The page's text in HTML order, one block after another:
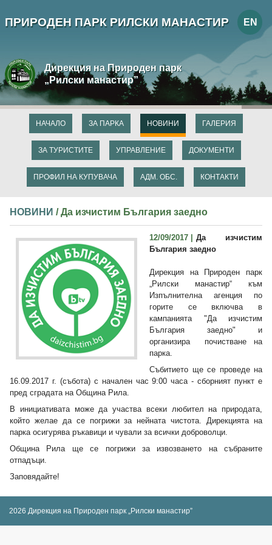
ПРИРОДЕН ПАРК РИЛСКИ МАНАСТИР EN
Дирекция на Природен парк
„Рилски манастир”
НАЧАЛО ЗА ПАРКА НОВИНИ
ЗА ТУРИСТИТЕ УПРАВЛЕНИЕ
ПРОФИЛ НА КУПУВАЧА
ДОКУМЕНТИ
ГАЛЕРИЯ
АДМ. ОБС. КОНТАКТИ
НОВИНИ / Да изчистим България заедно
12/09/2017 |
Да изчистим
България заедно
Дирекция на Природен парк
„Рилски манастир“ към
Изпълнителна агенция по
горите се включва в
кампанията "Да изчистим
България заедно" и
организира почистване на
парка.
Събитието ще се проведе на
16.09.2017 г. (събота) с начален час 9:00 часа - сборният пункт е
пред сградата на Община Рила.
В инициативата може да участва всеки любител на природата,
който желае да се погрижи за нейната чистота. Дирекцията на
парка осигурява ръкавици и чували за всички доброволци.
Община Рила ще се погрижи за извозването на събраните
отпадъци.
Заповядайте!
2026 Дирекция на Природен парк „Рилски манастир”